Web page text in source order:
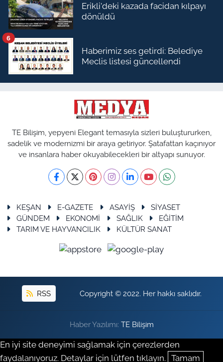
Erikli'deki kazada facidan kılpayı
dönüldü
Haberimiz ses getirdi: Belediye
Meclis listesi güncellendi
6
TE Bilişim, yepyeni Elegant temasıyla sizleri buluştururken,
sadelik ve modernizmi bir araya getiriyor. Şatafattan kaçınıyor
ve insanlara haber okuyabilecekleri bir altyapı sunuyor.
KEŞAN E-GAZETE ASAYİŞ
SİYASET
GÜNDEM
EKONOMİ SAĞLIK
EĞİTİM
TARIM VE HAYVANCILIK
KÜLTÜR SANAT
RSS Copyright © 2022. Her hakkı saklıdır.
Haber Yazılımı: TE Bilişim
En iyi site deneyimi sağlamak için çerezlerden
faydalanıyoruz. Detaylar için lütfen tıklayın. Tamam